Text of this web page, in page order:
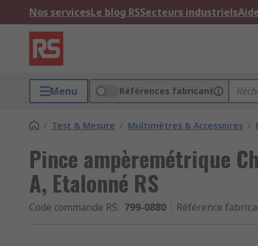
Nos servicesLe blog RSSecteurs industriels
Menu Références fabricant
/ Test & Mesure / Multimètres & Accessoires /
Pince ampèremétrique
A, Etalonné RS
Code commande RS: 799-0880 Référence